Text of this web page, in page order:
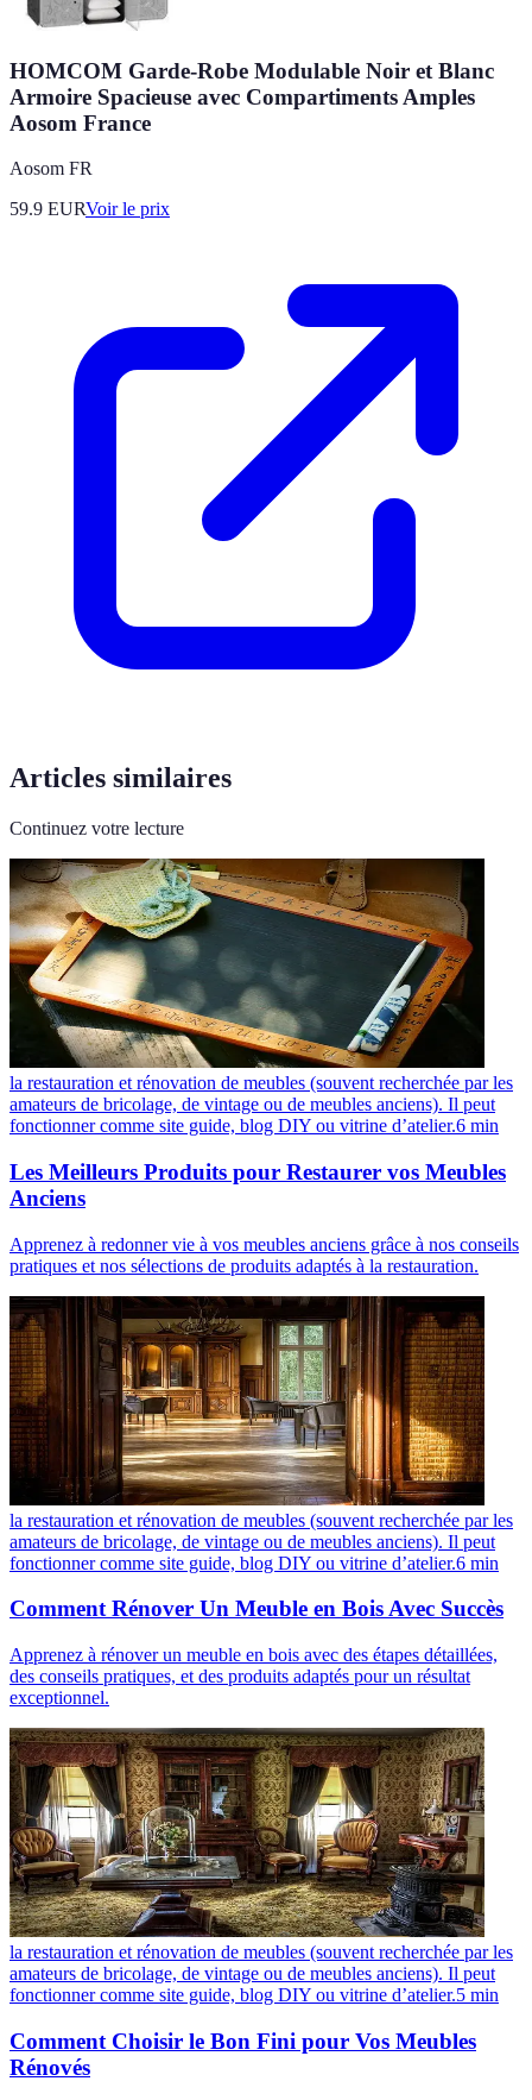
HOMCOM Garde-Robe Modulable Noir et Blanc
Armoire Spacieuse avec Compartiments Amples
Aosom France
Aosom FR
59.9 EURVoir le prix
Articles similaires
Continuez votre lecture
la restauration et rénovation de meubles (souvent recherchée par les
amateurs de bricolage, de vintage ou de meubles anciens). Il peut
fonctionner comme site guide, blog DIY ou vitrine d’atelier.6 min
Les Meilleurs Produits pour Restaurer vos Meubles
Anciens
Apprenez à redonner vie à vos meubles anciens grâce à nos conseils
pratiques et nos sélections de produits adaptés à la restauration.
la restauration et rénovation de meubles (souvent recherchée par les
amateurs de bricolage, de vintage ou de meubles anciens). Il peut
fonctionner comme site guide, blog DIY ou vitrine d’atelier.6 min
Comment Rénover Un Meuble en Bois Avec Succès
Apprenez à rénover un meuble en bois avec des étapes détaillées,
des conseils pratiques, et des produits adaptés pour un résultat
exceptionnel.
la restauration et rénovation de meubles (souvent recherchée par les
amateurs de bricolage, de vintage ou de meubles anciens). Il peut
fonctionner comme site guide, blog DIY ou vitrine d’atelier.5 min
Comment Choisir le Bon Fini pour Vos Meubles
Rénovés